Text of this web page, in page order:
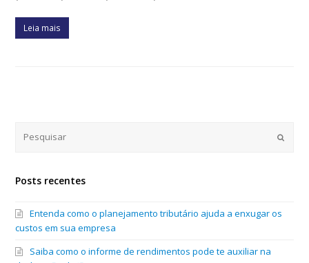
Leia mais
Submit
Posts recentes
Entenda como o planejamento tributário ajuda a enxugar os
custos em sua empresa
Saiba como o informe de rendimentos pode te auxiliar na